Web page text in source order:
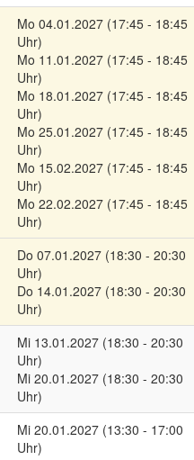
Mo 04.01.2027 (17:45 - 18:45
Uhr)
Mo 11.01.2027 (17:45 - 18:45
Uhr)
Mo 18.01.2027 (17:45 - 18:45
Uhr)
Mo 25.01.2027 (17:45 - 18:45
Uhr)
Mo 15.02.2027 (17:45 - 18:45
Uhr)
Mo 22.02.2027 (17:45 - 18:45
Uhr)
Do 07.01.2027 (18:30 - 20:30
Uhr)
Do 14.01.2027 (18:30 - 20:30
Uhr)
Mi 13.01.2027 (18:30 - 20:30
Uhr)
Mi 20.01.2027 (18:30 - 20:30
Uhr)
Mi 20.01.2027 (13:30 - 17:00
Uhr)